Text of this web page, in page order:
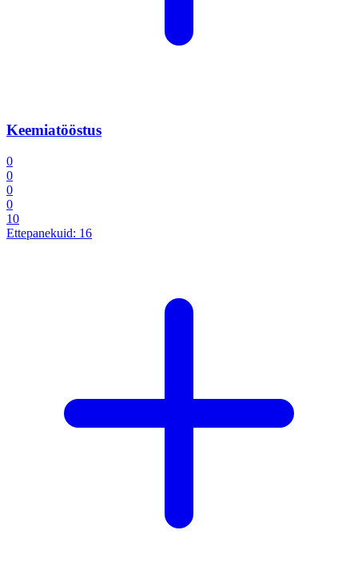
Keemiatööstus
0
0
0
0
10
Ettepanekuid: 16